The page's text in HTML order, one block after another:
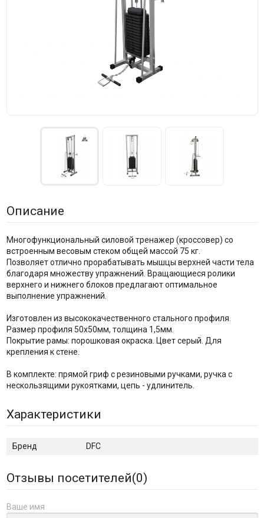
Описание
Многофункциональный силовой тренажер (кроссовер) со
встроенным весовым стеком общей массой 75 кг.
Позволяет отлично прорабатывать мышцы верхней части тела
благодаря множеству упражнений. Вращающиеся ролики
верхнего и нижнего блоков предлагают оптимальное
выполнение упражнений.
Изготовлен из высококачественного стального профиля.
Размер профиля 50х50мм, толщина 1,5мм.
Покрытие рамы: порошковая окраска. Цвет серый. Для
крепления к стене.
В комплекте: прямой гриф с резиновыми ручками, ручка с
нескользящими рукоятками, цепь - удлинитель.
Характеристики
Бренд DFC
Отзывы посетителей(0)
Ваше имя